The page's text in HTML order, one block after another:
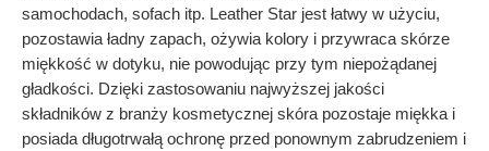
samochodach, sofach itp. Leather Star jest łatwy w użyciu,
pozostawia ładny zapach, ożywia kolory i przywraca skórze
miękkość w dotyku, nie powodując przy tym niepożądanej
gładkości. Dzięki zastosowaniu najwyższej jakości
składników z branży kosmetycznej skóra pozostaje miękka i
posiada długotrwałą ochronę przed ponownym zabrudzeniem i